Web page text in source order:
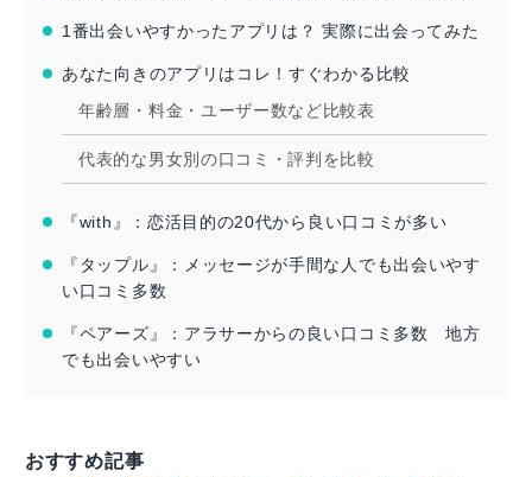
1番出会いやすかったアプリは？ 実際に出会ってみた
あなた向きのアプリはコレ！すぐわかる比較
年齢層・料金・ユーザー数など比較表
代表的な男女別の口コミ・評判を比較
『with』：恋活目的の20代から良い口コミが多い
『タップル』：メッセージが手間な人でも出会いやす
い口コミ多数
『ペアーズ』：アラサーからの良い口コミ多数 地方
でも出会いやすい
おすすめ記事